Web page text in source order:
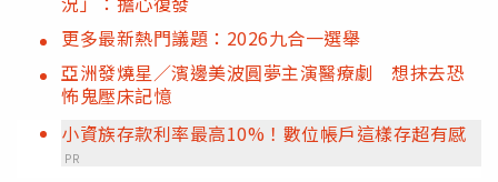
更多最新熱門議題：2026九合一選舉
亞洲發燒星／濱邊美波圓夢主演醫療劇 想抹去恐
怖鬼壓床記憶
小資族存款利率最高10%！數位帳戶這樣存超有感
PR